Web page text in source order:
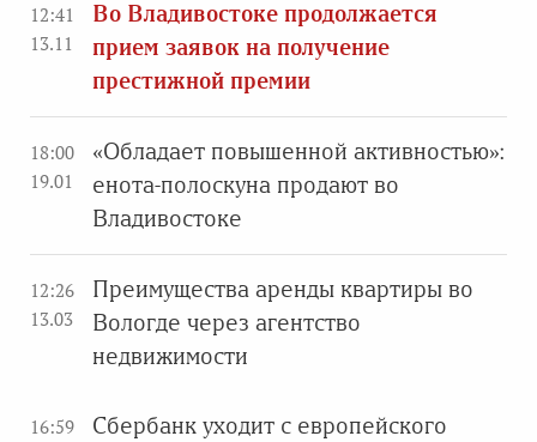
12:41
13.11
Во Владивостоке продолжается
прием заявок на получение
престижной премии
18:00
19.01
«Обладает повышенной активностью»:
енота-полоскуна продают во
Владивостоке
12:26
13.03
Преимущества аренды квартиры во
Вологде через агентство
недвижимости
16:59
Сбербанк уходит с европейского